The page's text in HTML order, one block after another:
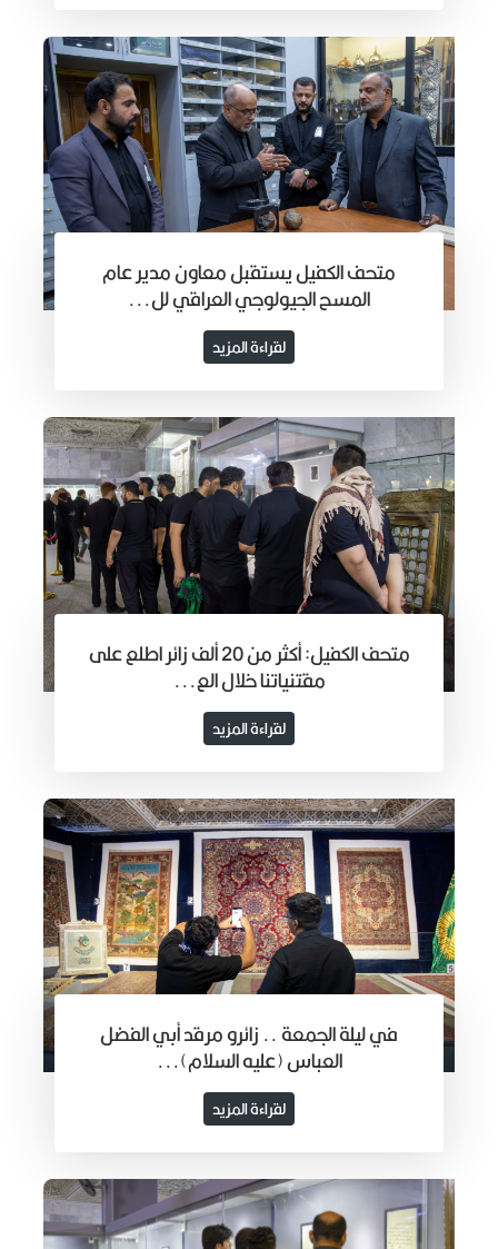
متحف الكفيل يستقبل معاون مدير عام
المسح الجيولوجي العراقي لل...
لقراءة المزيد
متحف الكفيل: أكثر من 20 ألف زائر اطلع على
مقتنياتنا خلال الع...
لقراءة المزيد
في ليلة الجمعة .. زائرو مرقد أبي الفضل
العباس (عليه السلام)...
لقراءة المزيد